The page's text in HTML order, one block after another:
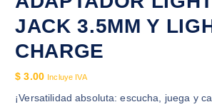
JACK 3.5MM Y
CHARGE
$ 3.00 Incluye IVA
¡Versatilidad absoluta: escucha, juega y